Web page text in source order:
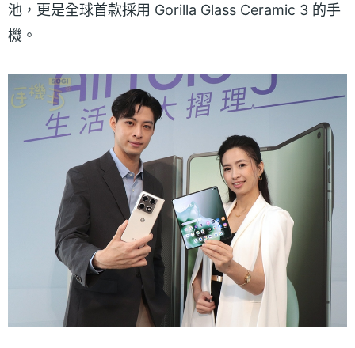
池，更是全球首款採用 Gorilla Glass Ceramic 3 的手
機。